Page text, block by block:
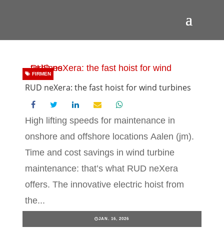
RUD neXera: the fast hoist for wind turbines
FIRMEN
High lifting speeds for maintenance in
onshore and offshore locations Aalen (jm).
Time and cost savings in wind turbine
maintenance: that’s what RUD neXera
offers. The innovative electric hoist from
the...
JAN. 16, 2026